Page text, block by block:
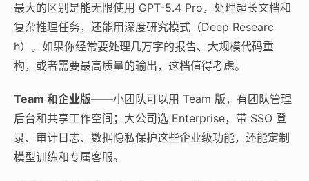
最大的区别是能无限使用 GPT-5.4 Pro，处理超长文档和
复杂推理任务，还能用深度研究模式（Deep Researc
h）。如果你经常要处理几万字的报告、大规模代码重
构，或者需要最高质量的输出，这档值得考虑。
Team 和企业版——小团队可以用 Team 版，有团队管理
后台和共享工作空间；大公司选 Enterprise，带 SSO 登
录、审计日志、数据隐私保护这些企业级功能，还能定制
模型训练和专属客服。